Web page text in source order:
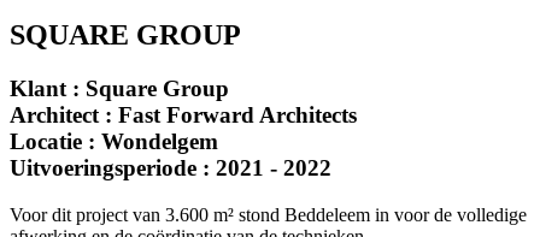
SQUARE GROUP
Klant : Square Group
Architect : Fast Forward Architects
Locatie : Wondelgem
Uitvoeringsperiode : 2021 - 2022
Voor dit project van 3.600 m² stond Beddeleem in voor de volledige